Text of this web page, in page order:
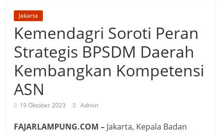
Terkini
Jawa
Barat
Jakarta
Kemendagri Soroti Peran
Strategis BPSDM Daerah
Kembangkan Kompetensi
ASN
19 Oktober 2023 Admin
FAJARLAMPUNG.COM – Jakarta, Kepala Badan